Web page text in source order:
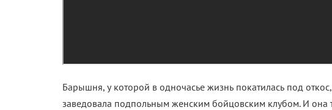
Барышня, у которой в одночасье жизнь покатилась под
заведовала подпольным женским бойцовским клубом. И она